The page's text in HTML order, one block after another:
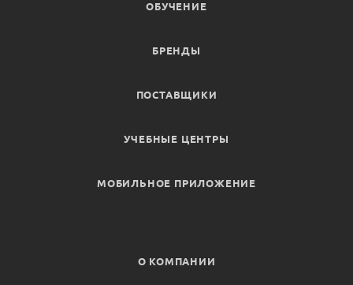
ОБУЧЕНИЕ
БРЕНДЫ
ПОСТАВЩИКИ
УЧЕБНЫЕ ЦЕНТРЫ
МОБИЛЬНОЕ ПРИЛОЖЕНИЕ
О КОМПАНИИ